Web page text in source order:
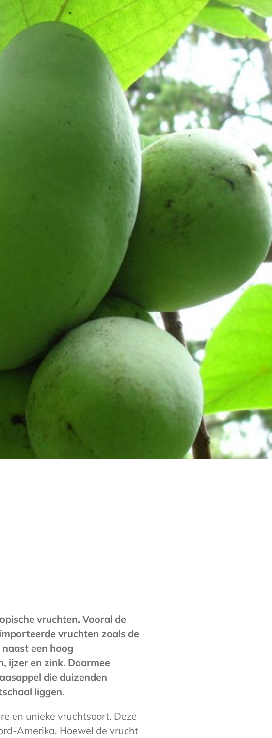
vruchten. Vooral de
vruchten zoals de
een hoog
ijzer en zink. Daarmee
die duizenden
liggen.
en unieke vruchtsoort. Deze
Amerika. Hoewel de vrucht